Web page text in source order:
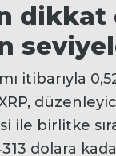
dikkat
itibarıyla
ile birlitke
dolara